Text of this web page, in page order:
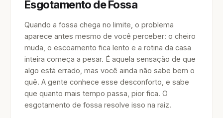
Esgotamento de Fossa
Quando a fossa chega no limite, o problema
aparece antes mesmo de você perceber: o cheiro
muda, o escoamento fica lento e a rotina da casa
inteira começa a pesar. É aquela sensação de que
algo está errado, mas você ainda não sabe bem o
quê. A gente conhece esse desconforto, e sabe
que quanto mais tempo passa, pior fica. O
esgotamento de fossa resolve isso na raiz.